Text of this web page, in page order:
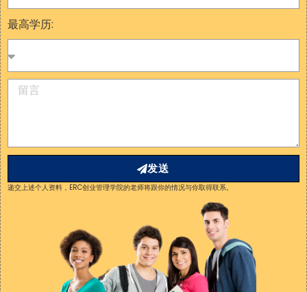
最高学历:
发送
递交上述个人资料，ERC创业管理学院的老师将跟你的情况与你取得联系。